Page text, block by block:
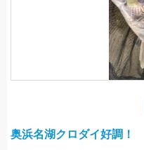
奥浜名湖クロダイ好調！